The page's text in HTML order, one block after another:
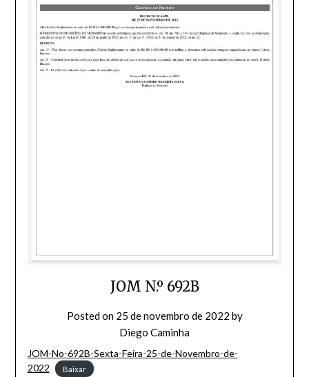
JOM N.º 692B
Posted on 25 de novembro de 2022 by
Diego Caminha
JOM-No-692B-Sexta-Feira-25-de-Novembro-de-
2022
Baixar